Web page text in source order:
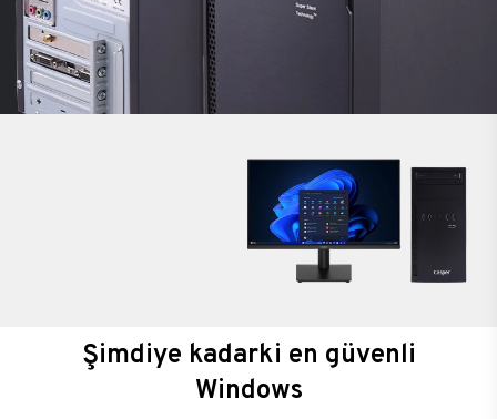
Şimdiye kadarki en güvenli
Windows